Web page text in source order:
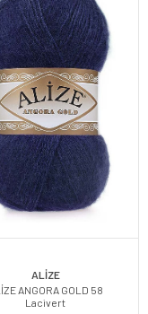
ALİZE
ANGORA GOLD 58
Lacivert